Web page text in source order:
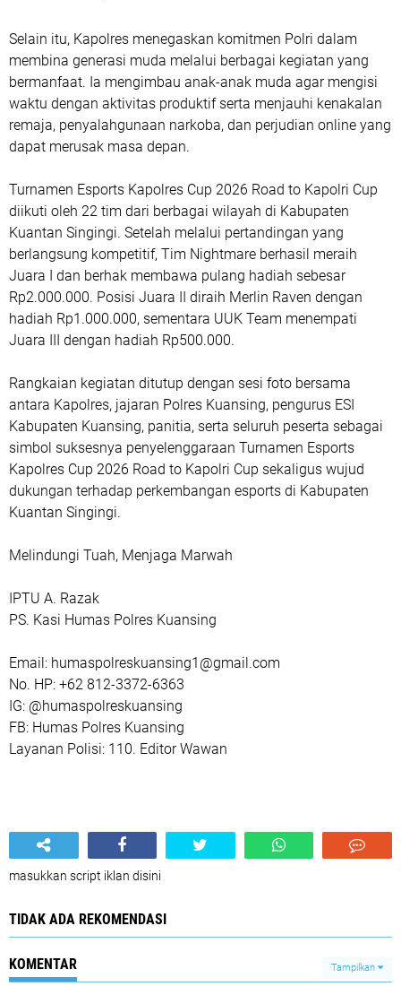
Selain itu, Kapolres menegaskan komitmen Polri dalam
membina generasi muda melalui berbagai kegiatan yang
bermanfaat. Ia mengimbau anak-anak muda agar mengisi
waktu dengan aktivitas produktif serta menjauhi kenakalan
remaja, penyalahgunaan narkoba, dan perjudian online yang
dapat merusak masa depan.
Turnamen Esports Kapolres Cup 2026 Road to Kapolri Cup
diikuti oleh 22 tim dari berbagai wilayah di Kabupaten
Kuantan Singingi. Setelah melalui pertandingan yang
berlangsung kompetitif, Tim Nightmare berhasil meraih
Juara I dan berhak membawa pulang hadiah sebesar
Rp2.000.000. Posisi Juara II diraih Merlin Raven dengan
hadiah Rp1.000.000, sementara UUK Team menempati
Juara III dengan hadiah Rp500.000.
Rangkaian kegiatan ditutup dengan sesi foto bersama
antara Kapolres, jajaran Polres Kuansing, pengurus ESI
Kabupaten Kuansing, panitia, serta seluruh peserta sebagai
simbol suksesnya penyelenggaraan Turnamen Esports
Kapolres Cup 2026 Road to Kapolri Cup sekaligus wujud
dukungan terhadap perkembangan esports di Kabupaten
Kuantan Singingi.
Melindungi Tuah, Menjaga Marwah
IPTU A. Razak
PS. Kasi Humas Polres Kuansing
Email: humaspolreskuansing1@gmail.com
No. HP: +62 812-3372-6363
IG: @humaspolreskuansing
FB: Humas Polres Kuansing
Layanan Polisi: 110. Editor Wawan
masukkan script iklan disini
TIDAK ADA REKOMENDASI
KOMENTAR Tampilkan